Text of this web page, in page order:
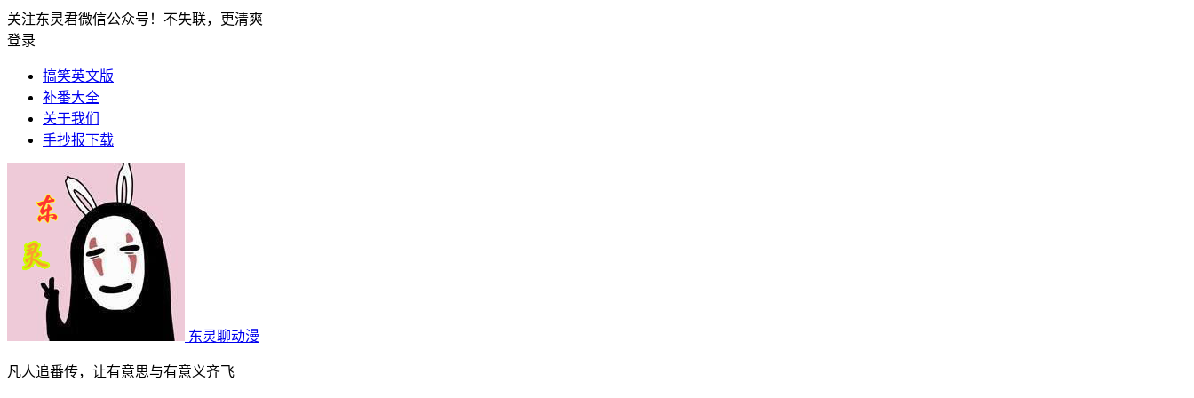
关注东灵君微信公众号！不失联，更清爽
登录
搞笑英文版
补番大全
关于我们
手抄报下载
东灵聊动漫
凡人追番传，让有意思与有意义齐飞